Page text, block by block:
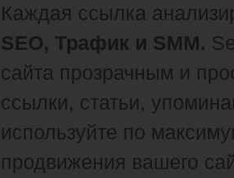
Каждая ссылка
SEO, Трафик и SMM.
сайта прозрачным и
ссылки, статьи,
используйте по
продвижения вашего